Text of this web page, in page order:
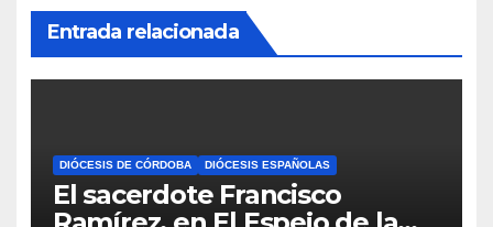
Entrada relacionada
DIÓCESIS DE CÓRDOBA DIÓCESIS ESPAÑOLAS
El sacerdote Francisco